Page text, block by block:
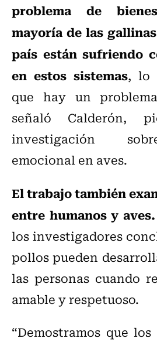
problema de
mayoría de las
país están sufriendo
en estos sistemas, lo
que hay un
señaló Calderón,
investigación
emocional en aves.
El trabajo también
entre humanos y aves.
los investigadores
pollos pueden
las personas cuando
amable y respetuoso.
“Demostramos que